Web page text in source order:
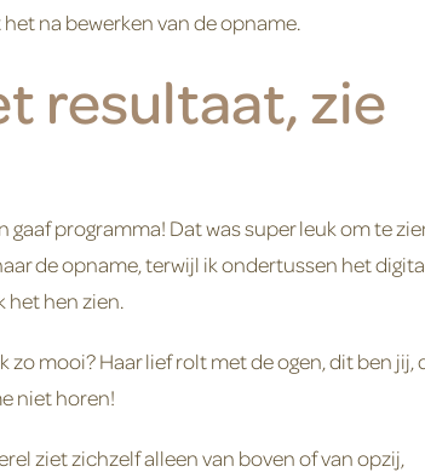
na bewerken van de opname.
resultaat, zie
programma! Dat was super leuk om te
de opname, terwijl ik ondertussen het
het hen zien.
zo mooi? Haar lief rolt met de ogen, dit ben jij,
niet horen!
ziet zichzelf alleen van boven of van opzij,